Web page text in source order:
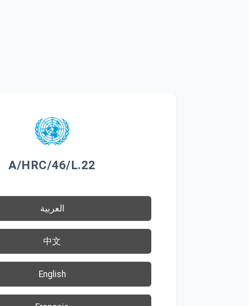
A/HRC/46/L.22
العربية
中文
English